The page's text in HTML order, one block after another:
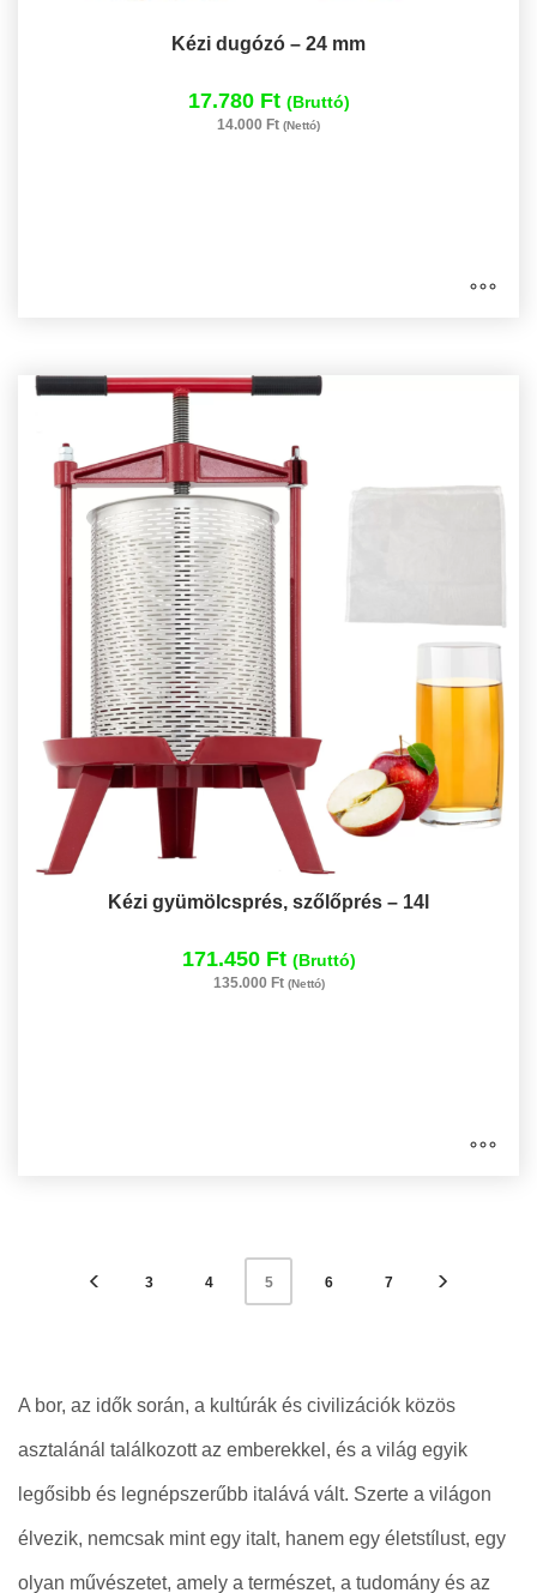
Kézi dugózó – 24 mm
17.780 Ft (Bruttó)
14.000 Ft (Nettó)
Kézi gyümölcsprés, szőlőprés – 14l
171.450 Ft (Bruttó)
135.000 Ft (Nettó)
3 4 5 6 7
A bor, az idők során, a kultúrák és civilizációk közös
asztalánál találkozott az emberekkel, és a világ egyik
legősibb és legnépszerűbb italává vált. Szerte a világon
élvezik, nemcsak mint egy italt, hanem egy életstílust, egy
olyan művészetet, amely a természet, a tudomány és az